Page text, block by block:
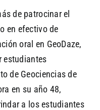
de patrocinar el
en efectivo de
oral en GeoDaze,
estudiantes
de Geociencias de
en su año 48,
a los estudiantes